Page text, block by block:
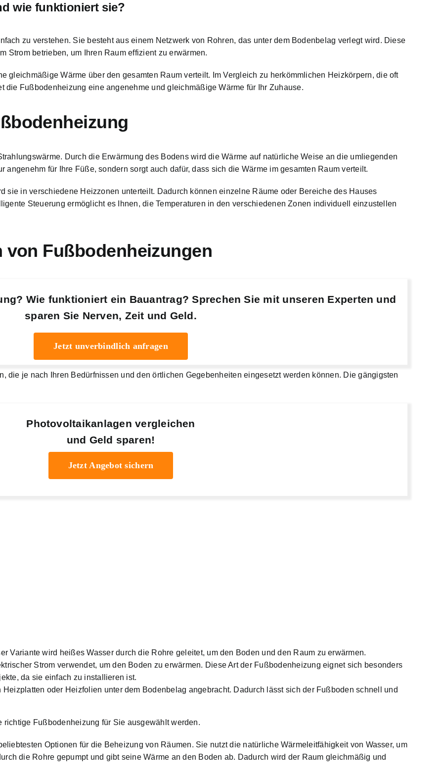
wie funktioniert sie?
zu verstehen. Sie besteht aus einem Netzwerk von Rohren, das unter dem Bodenbelag verlegt wird. Diese
Strom betrieben, um Ihren Raum effizient zu erwärmen.
gleichmäßige Wärme über den gesamten Raum verteilt. Im Vergleich zu herkömmlichen Heizkörpern, die oft
die Fußbodenheizung eine angenehme und gleichmäßige Wärme für Ihr Zuhause.
Durch die Erwärmung des Bodens wird dieWärme auf natürliche Weise an die umliegenden
angenehm für Ihre Füße, sondern sorgt auch dafür, dass sich die Wärme im gesamten Raum verteilt.
sie in verschiedene Heizzonen unterteilt. Dadurch können einzelne Räume oder Bereiche des Hauses
Steuerung ermöglicht es Ihnen, die Temperaturen in den verschiedenen Zonen individuell einzustellen
Fußbodenheizungen
Wie funktioniert ein Bauantrag? Sprechen Sie mit unseren Experten und
sparen Sie Nerven, Zeit und Geld.
Jetzt unverbindlich anfragen
die je nach Ihren Bedürfnissen und den örtlichen Gegebenheiten eingesetzt werden können. Die gängigsten
Photovoltaikanlagen vergleichen
und Geld sparen!
Jetzt Angebot sichern
Variante wird heißes Wasser durch die Rohre geleitet, um den Boden und den Raum zu erwärmen.
Strom verwendet, um den Boden zu erwärmen. Diese Art der Fußbodenheizung eignet sich besonders
da sie einfach zu installieren ist.
oder Heizfolien unter dem Bodenbelag angebracht. Dadurch lässt sich der Fußboden schnell und
Fußbodenheizung für Sie ausgewählt werden.
Optionen für die Beheizung von Räumen. Sie nutzt die natürliche Wärmeleitfähigkeit von Wasser, um
die Rohre gepumpt und gibt seine Wärme an den Boden ab. Dadurch wird der Raum gleichmäßig und